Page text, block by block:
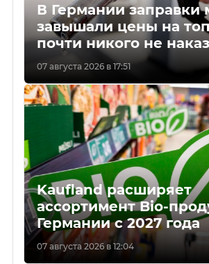
В Германии заправки
завышали цены на
почти никого не
07 августа 2026 в 17:51
Kaufland расширяет
ассортимент Bio-
Германии с 2027 года
07 августа 2026 в 12:04